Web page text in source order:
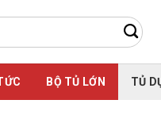
BỘ TỦ LỚN TỦ